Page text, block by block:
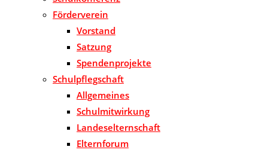
Förderverein
Vorstand
Satzung
Spendenprojekte
Schulpflegschaft
Allgemeines
Schulmitwirkung
Landeselternschaft
Elternforum